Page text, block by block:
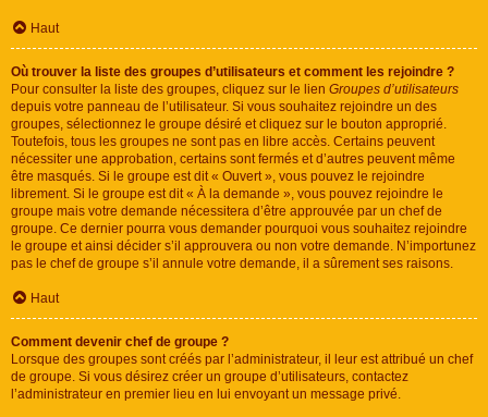
Haut
Où trouver la liste des groupes d’utilisateurs et comment les rejoindre ?
Pour consulter la liste des groupes, cliquez sur le lien Groupes d’utilisateurs
depuis votre panneau de l’utilisateur. Si vous souhaitez rejoindre un des
groupes, sélectionnez le groupe désiré et cliquez sur le bouton approprié.
Toutefois, tous les groupes ne sont pas en libre accès. Certains peuvent
nécessiter une approbation, certains sont fermés et d’autres peuvent même
être masqués. Si le groupe est dit « Ouvert », vous pouvez le rejoindre
librement. Si le groupe est dit « À la demande », vous pouvez rejoindre le
groupe mais votre demande nécessitera d’être approuvée par un chef de
groupe. Ce dernier pourra vous demander pourquoi vous souhaitez rejoindre
le groupe et ainsi décider s’il approuvera ou non votre demande. N’importunez
pas le chef de groupe s’il annule votre demande, il a sûrement ses raisons.
Haut
Comment devenir chef de groupe ?
Lorsque des groupes sont créés par l’administrateur, il leur est attribué un chef
de groupe. Si vous désirez créer un groupe d’utilisateurs, contactez
l’administrateur en premier lieu en lui envoyant un message privé.